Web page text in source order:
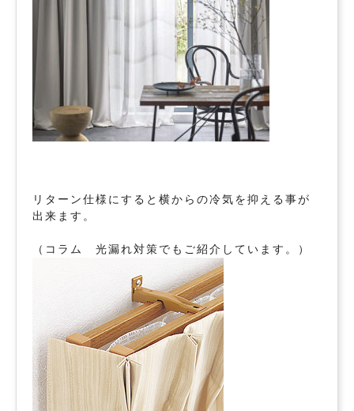
リターン仕様にすると横からの冷気を抑える事が
出来ます。
（コラム 光漏れ対策でもご紹介しています。）